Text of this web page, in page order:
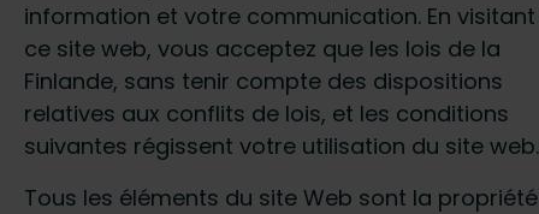
information et votre communication. En visitant
ce site web, vous acceptez que les lois de la
Finlande, sans tenir compte des dispositions
relatives aux conflits de lois, et les conditions
suivantes régissent votre utilisation du site web.
Tous les éléments du site Web sont la propriété